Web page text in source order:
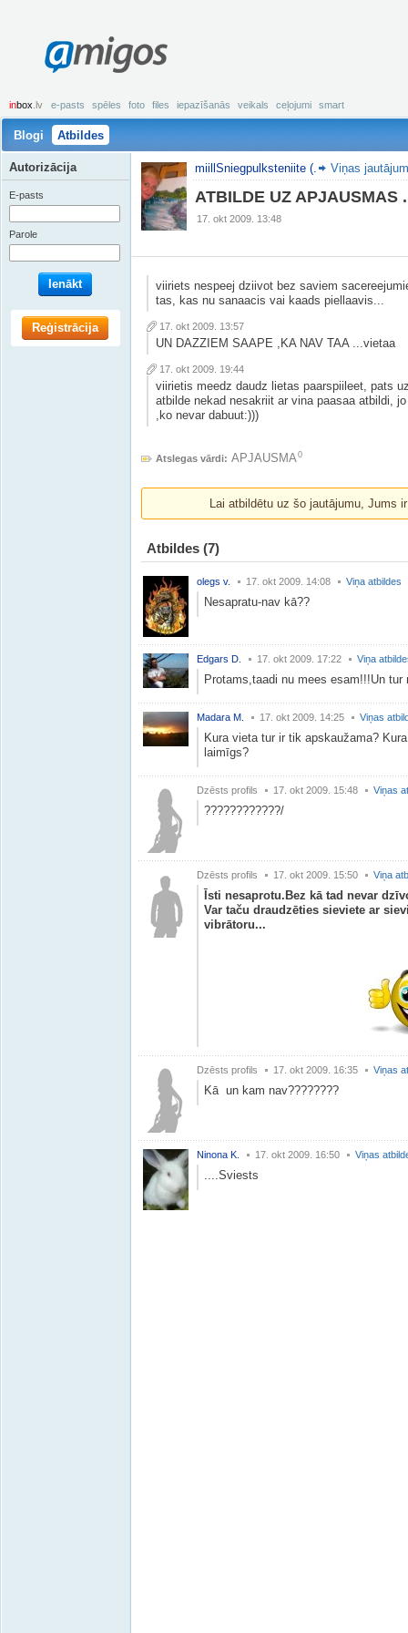
amigos
inbox .lv e-pasts spēles foto files iepazīšanās veikals ceļojumi smart
Blogi Atbildes
miillSniegpulksteniite (. Viņas
ATBILDE UZ APJAUSMAS
17. okt 2009. 13:48
viiriets nespeej dziivot bez saviem
tas, kas nu sanaacis vai kaads piellaavis...
17. okt 2009. 13:57
UN DAZZIEM SAAPE ,KA NAV TAA ...vietaa
17. okt 2009. 19:44
viirietis meedz daudz lietas paarspiileet, pats
atbilde nekad nesakriit ar vina paasaa atbildi,
,ko nevar dabuut:)))
Atslegas vārdi: APJAUSMA0
Lai atbildētu uz šo jautājumu, Jums
Atbildes (7)
olegs v. 17. okt 2009. 14:08 Viņa atbildes
Nesapratu-nav kā??
Edgars D. 17. okt 2009. 17:22 Viņa
Protams,taadi nu mees esam!!!Un tur
Madara M. 17. okt 2009. 14:25 Viņas
Kura vieta tur ir tik apskaužama?
laimīgs?
Dzēsts profils 17. okt 2009. 15:48 Viņas
????????????/
Dzēsts profils 17. okt 2009. 15:50 Viņa
Īsti nesaprotu.Bez kā tad nevar
Var taču draudzēties sieviete ar
vibrātoru...
Dzēsts profils 17. okt 2009. 16:35 Viņas
Kā un kam nav????????
Ninona K. 17. okt 2009. 16:50 Viņas
....Sviests
Autorizācija
E-pasts
Parole
Ienākt
Reģistrācija